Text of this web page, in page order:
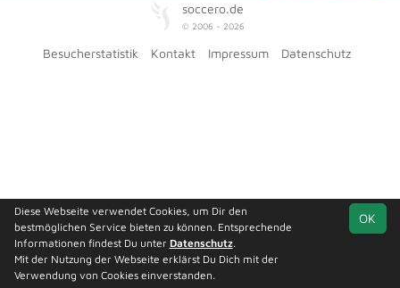
soccero.de
© 2006 - 2026
Besucherstatistik Kontakt Impressum Datenschutz
OK
Diese Webseite verwendet Cookies, um Dir den
bestmöglichen Service bieten zu können. Entsprechende
Informationen findest Du unter Datenschutz.
Mit der Nutzung der Webseite erklärst Du Dich mit der
Verwendung von Cookies einverstanden.